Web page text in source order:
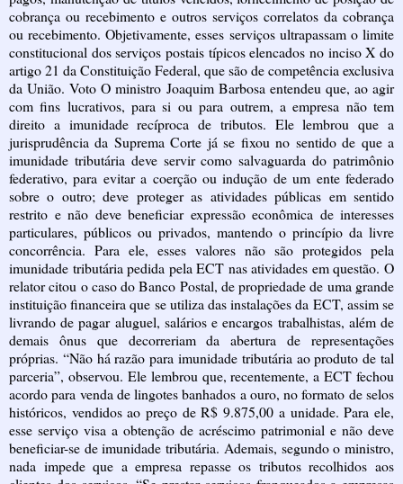
cobrança ou recebimento e outros serviços correlatos da cobrança
ou recebimento. Objetivamente, esses serviços ultrapassam o limite
constitucional dos serviços postais típicos elencados no inciso X do
artigo 21 da Constituição Federal, que são de competência exclusiva
da União. Voto O ministro Joaquim Barbosa entendeu que, ao agir
com fins lucrativos, para si ou para outrem, a empresa não tem
direito a imunidade recíproca de tributos. Ele lembrou que a
jurisprudência da Suprema Corte já se fixou no sentido de que a
imunidade tributária deve servir como salvaguarda do patrimônio
federativo, para evitar a coerção ou indução de um ente federado
sobre o outro; deve proteger as atividades públicas em sentido
restrito e não deve beneficiar expressão econômica de interesses
particulares, públicos ou privados, mantendo o princípio da livre
concorrência. Para ele, esses valores não são protegidos pela
imunidade tributária pedida pela ECT nas atividades em questão. O
relator citou o caso do Banco Postal, de propriedade de uma grande
instituição financeira que se utiliza das instalações da ECT, assim se
livrando de pagar aluguel, salários e encargos trabalhistas, além de
demais ônus que decorreriam da abertura de representações
próprias. “Não há razão para imunidade tributária ao produto de tal
parceria”, observou. Ele lembrou que, recentemente, a ECT fechou
acordo para venda de lingotes banhados a ouro, no formato de selos
históricos, vendidos ao preço de R$ 9.875,00 a unidade. Para ele,
esse serviço visa a obtenção de acréscimo patrimonial e não deve
beneficiar-se de imunidade tributária. Ademais, segundo o ministro,
nada impede que a empresa repasse os tributos recolhidos aos